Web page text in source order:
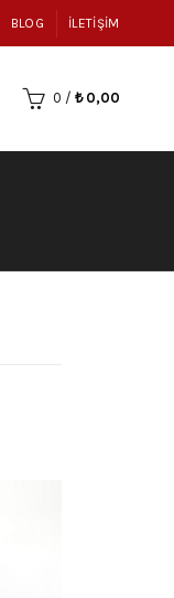
BLOG İLETIŞIM
0 / ₺0,00